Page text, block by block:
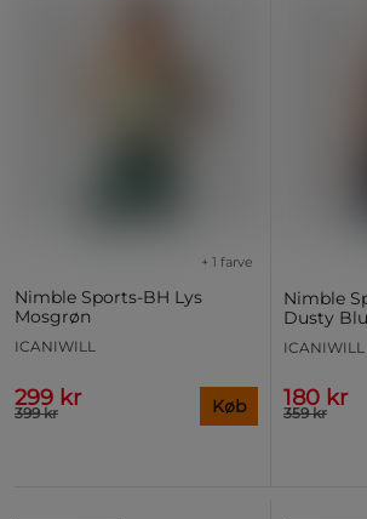
Nimble Sports-BH Lys
Mosgrøn
+ 1 farve
ICANIWILL
299 kr
399 kr Køb
Nimble
Dusty
ICANIWILL
180 kr
359 kr